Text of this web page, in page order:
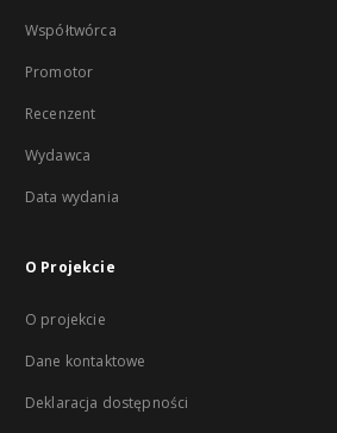
Współtwórca
Promotor
Recenzent
Wydawca
Data wydania
O Projekcie
O projekcie
Dane kontaktowe
Deklaracja dostępności